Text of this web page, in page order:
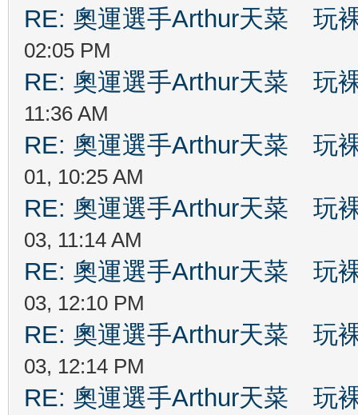
RE: 奧運選手Arthur天菜 玩
02:05 PM
RE: 奧運選手Arthur天菜 玩
11:36 AM
RE: 奧運選手Arthur天菜 玩
01, 10:25 AM
RE: 奧運選手Arthur天菜 玩
03, 11:14 AM
RE: 奧運選手Arthur天菜 玩
03, 12:10 PM
RE: 奧運選手Arthur天菜 玩
03, 12:14 PM
RE: 奧運選手Arthur天菜 玩